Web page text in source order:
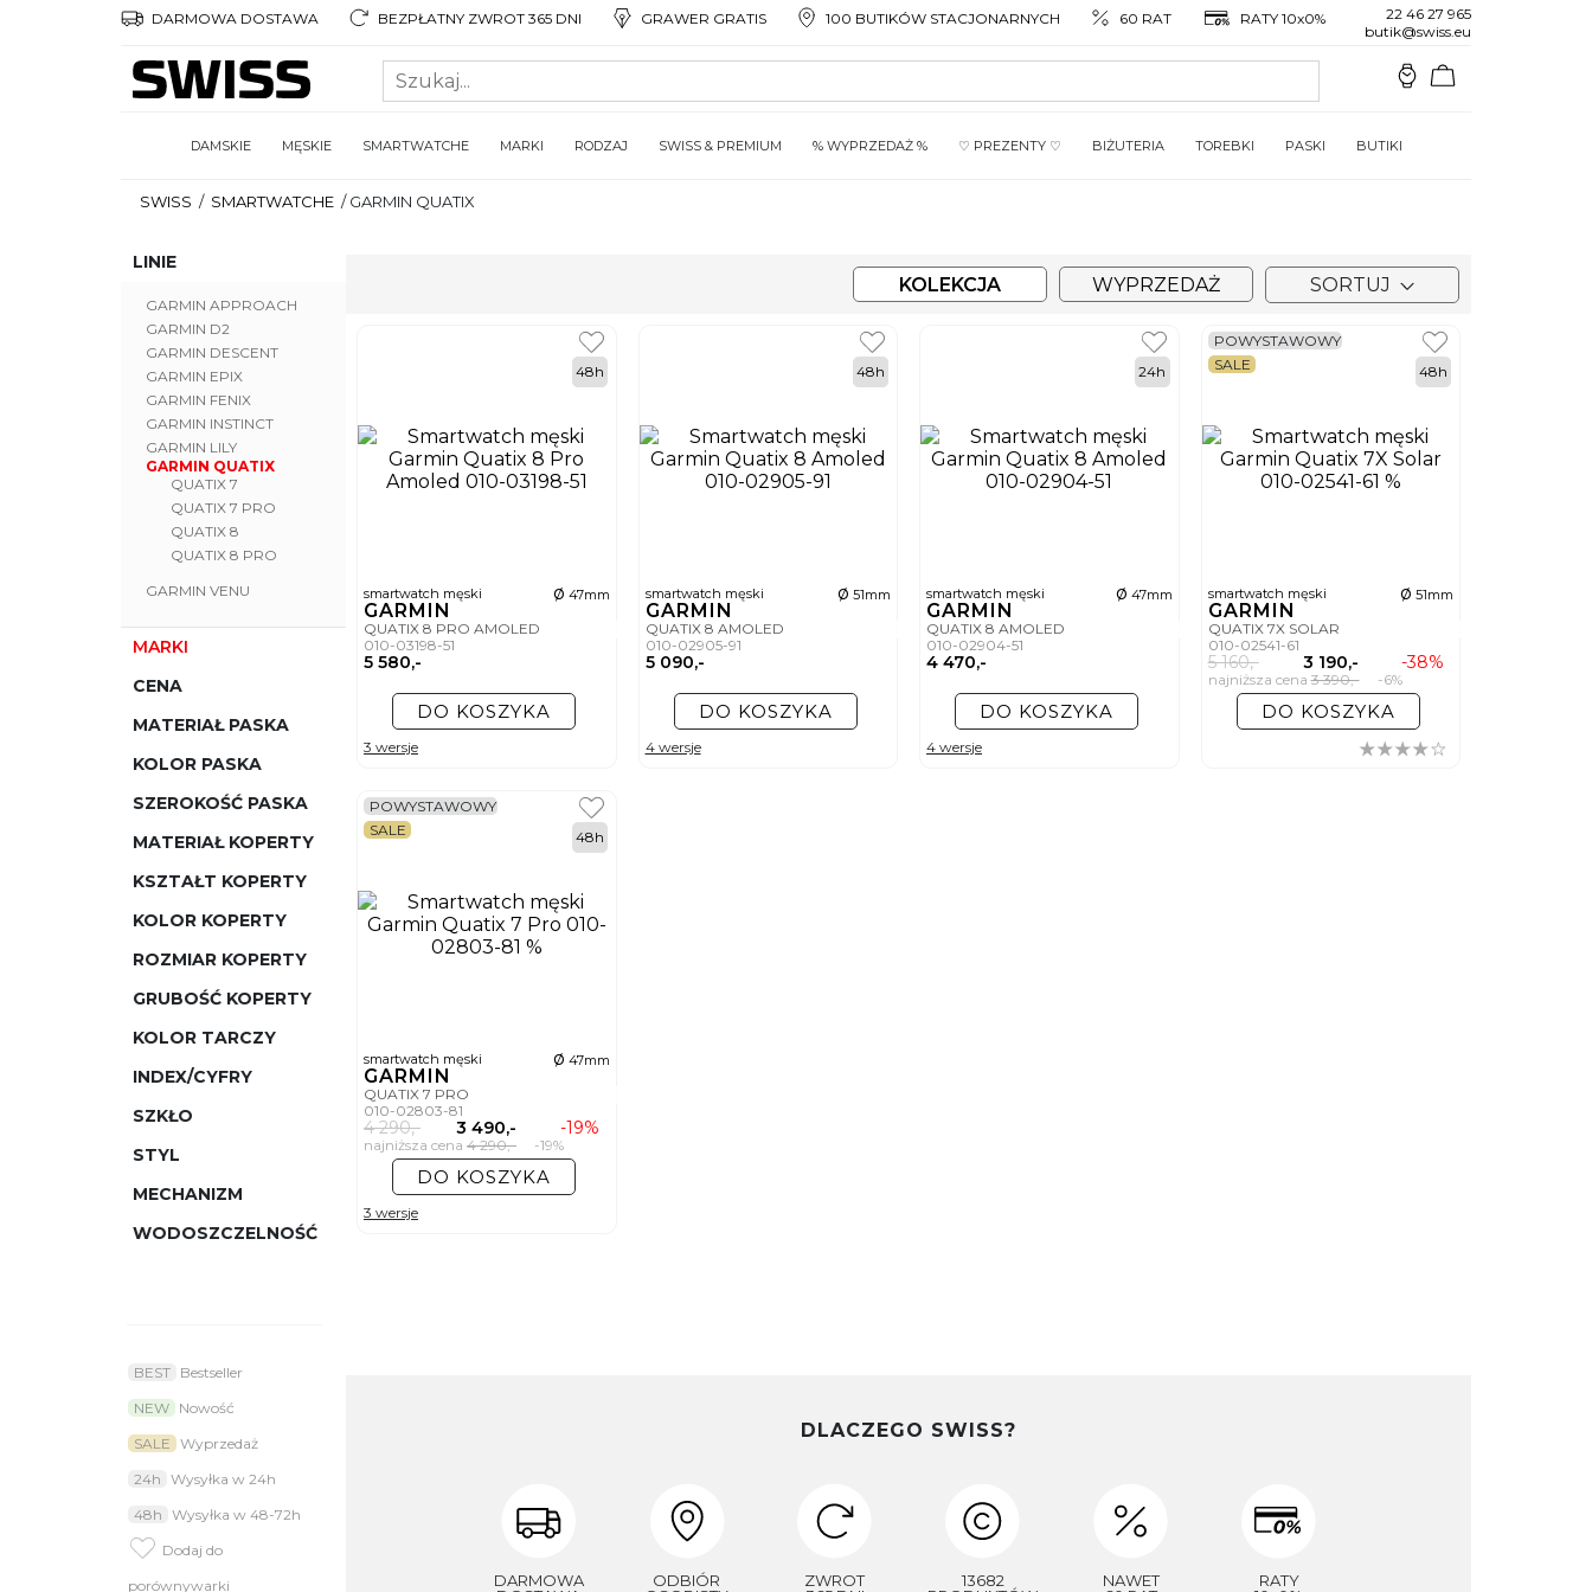
DARMOWA DOSTAWA BEZPŁATNY ZWROT 365 DNI GRAWER GRATIS 100 BUTIKÓW STACJONARNYCH 60 RAT RATY 10x0%
22 46 27 965
butik@swiss.eu
DAMSKIE MĘSKIE SMARTWATCHE MARKI RODZAJ SWISS & PREMIUM % WYPRZEDAŻ % ♡ PREZENTY ♡ BIŻUTERIA TOREBKI PASKI BUTIKI
SWISS / SMARTWATCHE /GARMIN QUATIX
LINIE
GARMIN APPROACH
GARMIN D2
GARMIN DESCENT
GARMIN EPIX
GARMIN FENIX
GARMIN INSTINCT
GARMIN LILY
GARMIN QUATIX
QUATIX 7
QUATIX 7 PRO
QUATIX 8
QUATIX 8 PRO
GARMIN VENU
MARKI
CENA
MATERIAŁ PASKA
KOLOR PASKA
SZEROKOŚĆ PASKA
MATERIAŁ KOPERTY
KSZTAŁT KOPERTY
KOLOR KOPERTY
ROZMIAR KOPERTY
GRUBOŚĆ KOPERTY
KOLOR TARCZY
INDEX/CYFRY
SZKŁO
STYL
MECHANIZM
WODOSZCZELNOŚĆ
BEST Bestseller
NEW Nowość
SALE Wyprzedaż
24h Wysyłka w 24h
48h Wysyłka w 48-72h
Dodaj do
porównywarki
SORTUJ
WYPRZEDAŻ
KOLEKCJA
smartwatch męski ø 47mm
GARMIN
QUATIX 8 PRO AMOLED
010-03198-51
5 580,-
48h
DO KOSZYKA
3 wersje
smartwatch męski ø 51mm
GARMIN
QUATIX 8 AMOLED
010-02905-91
5 090,-
48h
DO KOSZYKA
4 wersje
smartwatch męski ø 47mm
GARMIN
QUATIX 8 AMOLED
010-02904-51
4 470,-
24h
DO KOSZYKA
4 wersje
smartwatch męski ø 51mm
GARMIN
QUATIX 7X SOLAR
010-02541-61
5 160,- 3 190,- -38%
najniższa cena3 390,- -6%
POWYSTAWOWY
SALE
48h
DO KOSZYKA
smartwatch męski ø 47mm
GARMIN
QUATIX 7 PRO
010-02803-81
4 290,- 3 490,- -19%
najniższa cena 4 290,- -19%
POWYSTAWOWY
SALE
48h
DO KOSZYKA
3 wersje
DLACZEGO SWISS?
DARMOWA
ODBIÓR
ZWROT
13682
NAWET
RATY